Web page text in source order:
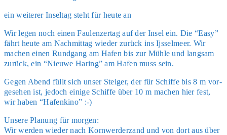
ein wei­te­rer Insel­tag steht für heu­te an
Wir legen noch einen Fau­len­zert­ag auf der Insel ein. Die “Easy”
fährt heu­te am Nach­mit­tag wie­der zurück ins Ijs­sel­meer. Wir
machen einen Rund­gang am Hafen bis zur Müh­le und lang­sam
zurück, ein “Nieu­we Haring” am Hafen muss sein.
Gegen Abend füllt sich unser Stei­ger, der für Schif­fe bis 8 m vor­
ge­se­hen ist, jedoch eini­ge Schif­fe über 10 m machen hier fest,
wir haben “Hafen­ki­no” :-)
Unse­re Pla­nung für mor­gen:
Wir wer­den wie­der nach Korn­wer­der­z­and und von dort aus über